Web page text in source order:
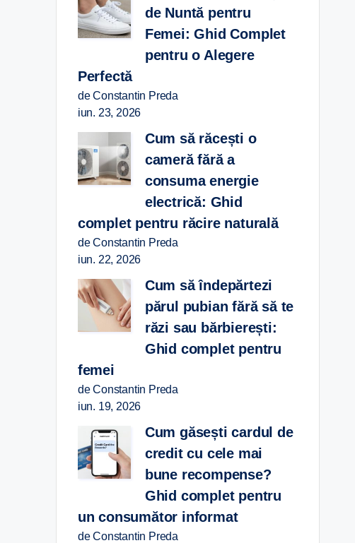
de Nuntă pentru
Femei: Ghid Complet
pentru o Alegere
Perfectă
de Constantin Preda
iun. 23, 2026
Cum să răcești o
cameră fără a
consuma energie
electrică: Ghid
complet pentru răcire naturală
de Constantin Preda
iun. 22, 2026
Cum să îndepărtezi
părul pubian fără să te
răzi sau bărbierești:
Ghid complet pentru
femei
de Constantin Preda
iun. 19, 2026
Cum găsești cardul de
credit cu cele mai
bune recompense?
Ghid complet pentru
un consumător informat
de Constantin Preda